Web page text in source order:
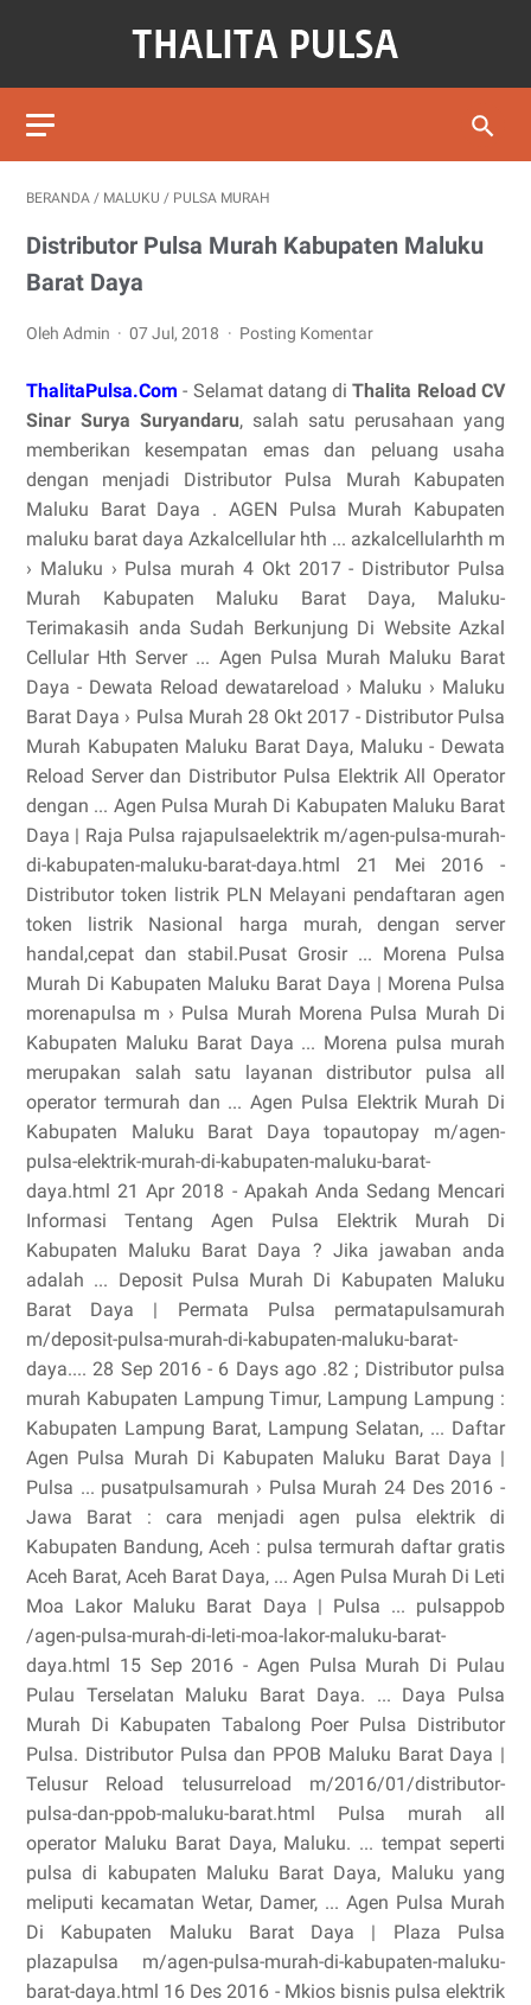
BERANDA / MALUKU / PULSA MURAH
Distributor Pulsa Murah Kabupaten Maluku
Barat Daya
Oleh Admin 07 Jul, 2018 Posting Komentar
ThalitaPulsa.Com - Selamat datang diThalita Reload CV
Sinar Surya Suryandaru, salah satu perusahaan yang
memberikan kesempatan emas dan peluang usaha
dengan menjadi Distributor Pulsa Murah Kabupaten
Maluku Barat Daya . AGEN Pulsa Murah Kabupaten
maluku barat daya Azkalcellular hth ... azkalcellularhth m
› Maluku › Pulsa murah 4 Okt 2017 - Distributor Pulsa
Murah Kabupaten Maluku Barat Daya, Maluku-
Terimakasih anda Sudah Berkunjung Di Website Azkal
Cellular Hth Server ... Agen Pulsa Murah Maluku Barat
Daya - Dewata Reload dewatareload › Maluku › Maluku
Barat Daya › Pulsa Murah 28 Okt 2017 - Distributor Pulsa
Murah Kabupaten Maluku Barat Daya, Maluku - Dewata
Reload Server dan Distributor Pulsa Elektrik All Operator
dengan ... Agen Pulsa Murah Di Kabupaten Maluku Barat
Daya | Raja Pulsa rajapulsaelektrik m/agen-pulsa-murah-
di-kabupaten-maluku-barat-daya.html 21 Mei 2016 -
Distributor token listrik PLN Melayani pendaftaran agen
token listrik Nasional harga murah, dengan server
handal,cepat dan stabil.Pusat Grosir ... Morena Pulsa
Murah Di Kabupaten Maluku Barat Daya | Morena Pulsa
morenapulsa m › Pulsa Murah Morena Pulsa Murah Di
Kabupaten Maluku Barat Daya ... Morena pulsa murah
merupakan salah satu layanan distributor pulsa all
operator termurah dan ... Agen Pulsa Elektrik Murah Di
Kabupaten Maluku Barat Daya topautopay m/agen-
pulsa-elektrik-murah-di-kabupaten-maluku-barat-
daya.html 21 Apr 2018 - Apakah Anda Sedang Mencari
Informasi Tentang Agen Pulsa Elektrik Murah Di
Kabupaten Maluku Barat Daya ? Jika jawaban anda
adalah ... Deposit Pulsa Murah Di Kabupaten Maluku
Barat Daya | Permata Pulsa permatapulsamurah
m/deposit-pulsa-murah-di-kabupaten-maluku-barat-
daya.... 28 Sep 2016 - 6 Days ago .82 ; Distributor pulsa
murah Kabupaten Lampung Timur, Lampung Lampung :
Kabupaten Lampung Barat, Lampung Selatan, ... Daftar
Agen Pulsa Murah Di Kabupaten Maluku Barat Daya |
Pulsa ... pusatpulsamurah › Pulsa Murah 24 Des 2016 -
Jawa Barat : cara menjadi agen pulsa elektrik di
Kabupaten Bandung, Aceh : pulsa termurah daftar gratis
Aceh Barat, Aceh Barat Daya, ... Agen Pulsa Murah Di Leti
Moa Lakor Maluku Barat Daya | Pulsa ... pulsappob
/agen-pulsa-murah-di-leti-moa-lakor-maluku-barat-
daya.html 15 Sep 2016 - Agen Pulsa Murah Di Pulau
Pulau Terselatan Maluku Barat Daya. ... Daya Pulsa
Murah Di Kabupaten Tabalong Poer Pulsa Distributor
Pulsa. Distributor Pulsa dan PPOB Maluku Barat Daya |
Telusur Reload telusurreload m/2016/01/distributor-
pulsa-dan-ppob-maluku-barat.html Pulsa murah all
operator Maluku Barat Daya, Maluku. ... tempat seperti
pulsa di kabupaten Maluku Barat Daya, Maluku yang
meliputi kecamatan Wetar, Damer, ... Agen Pulsa Murah
Di Kabupaten Maluku Barat Daya | Plaza Pulsa
plazapulsa m/agen-pulsa-murah-di-kabupaten-maluku-
barat-daya.html 16 Des 2016 - Mkios bisnis pulsa elektrik